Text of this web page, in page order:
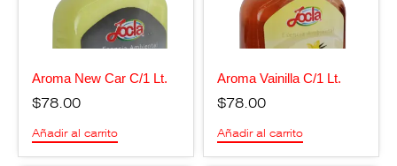
Aroma New Car C/1 Lt.
$78.00
Añadir al carrito
Aroma Vainilla C/1 Lt.
$78.00
Añadir al carrito